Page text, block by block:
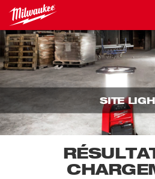
SITE